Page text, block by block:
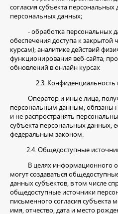
согласия субъекта
персональных данных;
- обработка персональных
обеспечения доступа к закрытой
курсам); аналитике действий
функционирования веб-сайта;
обновлений в онлайн курсах
2.3.
Оператор и иные лица,
персональным данным, обязаны
и не распространять
субъекта персональных данных,
федеральным законом.
2.4. Общедоступные
В целях информационного
могут создаваться
данных субъектов, в том числе
общедоступные источники
письменного согласия субъекта
имя, отчество, дата и место